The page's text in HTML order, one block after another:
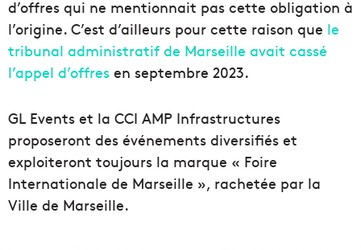
d’offres qui ne mentionnait pas cette obligation à
l’origine. C’est d’ailleurs pour cette raison que le
tribunal administratif de Marseille avait cassé
l’appel d’offres en septembre 2023.
GL Events et la CCI AMP Infrastructures
proposeront des événements diversifiés et
exploiteront toujours la marque « Foire
Internationale de Marseille », rachetée par la
Ville de Marseille.